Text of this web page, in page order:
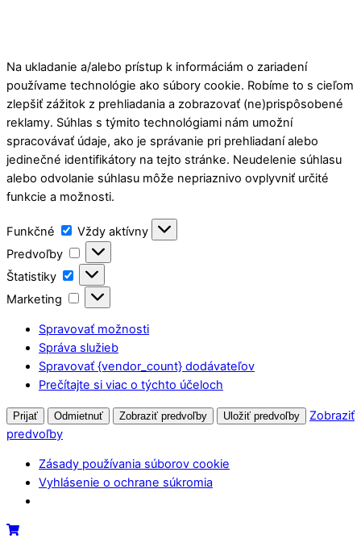
Na ukladanie a/alebo prístup k informáciám o zariadení
používame technológie ako súbory cookie. Robíme to s cieľom
zlepšiť zážitok z prehliadania a zobrazovať (ne)prispôsobené
reklamy. Súhlas s týmito technológiami nám umožní
spracovávať údaje, ako je správanie pri prehliadaní alebo
jedinečné identifikátory na tejto stránke. Neudelenie súhlasu
alebo odvolanie súhlasu môže nepriaznivo ovplyvniť určité
funkcie a možnosti.
Funkčné Funkčné
Vždy aktívny
Predvoľby
Predvoľby
Štatistiky
Štatistiky
Marketing
Marketing
Spravovať možnosti
Správa služieb
Spravovať {vendor_count} dodávateľov
Prečítajte si viac o týchto účeloch
Prijať Odmietnuť Zobraziť predvoľby Uložiť predvoľby
Zobraziť
predvoľby
Zásady používania súborov cookie
Vyhlásenie o ochrane súkromia
Skip
Menu
Cart